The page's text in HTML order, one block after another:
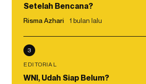
Setelah Bencana?
Risma Azhari 1 bulan lalu
3
EDITORIAL
WNI, Udah Siap Belum?